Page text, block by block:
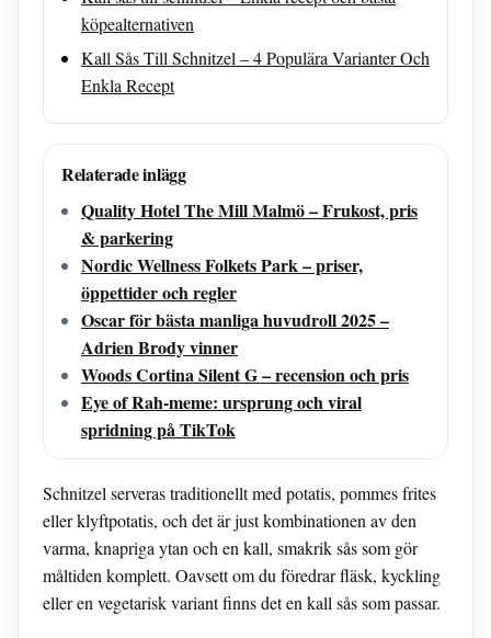
köpealternativen
Kall Sås Till Schnitzel – 4 Populära Varianter Och
Enkla Recept
Relaterade inlägg
Quality Hotel The Mill Malmö – Frukost, pris
& parkering
Nordic Wellness Folkets Park – priser,
öppettider och regler
Oscar för bästa manliga huvudroll 2025 –
Adrien Brody vinner
Woods Cortina Silent G – recension och pris
Eye of Rah-meme: ursprung och viral
spridning på TikTok
Schnitzel serveras traditionellt med potatis, pommes frites
eller klyftpotatis, och det är just kombinationen av den
varma, knapriga ytan och en kall, smakrik sås som gör
måltiden komplett. Oavsett om du föredrar fläsk, kyckling
eller en vegetarisk variant finns det en kall sås som passar.